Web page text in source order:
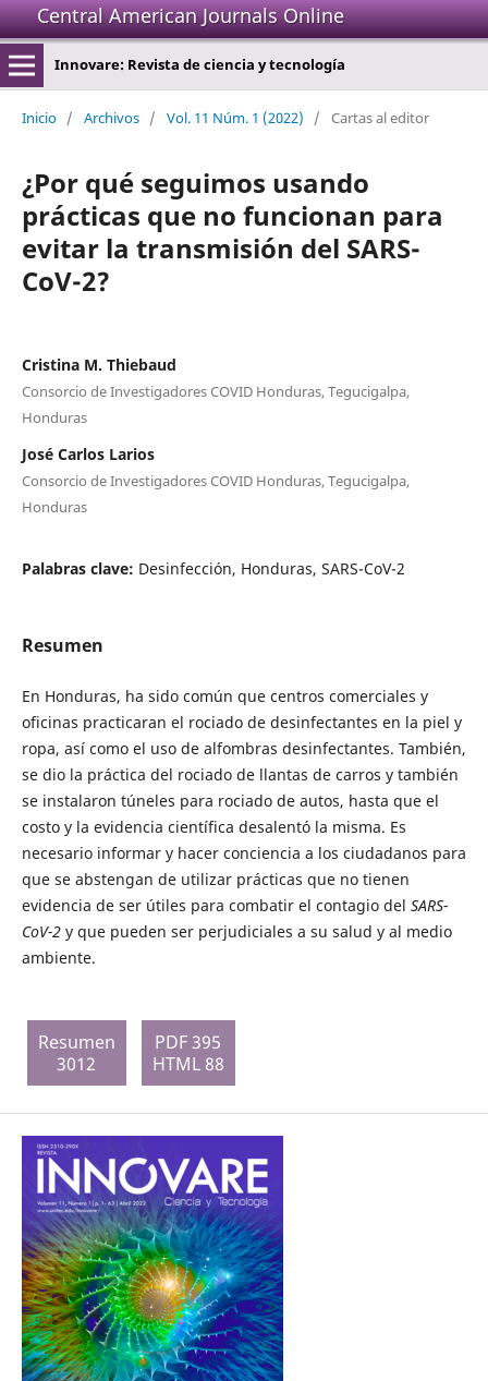
Central American Journals Online
Innovare: Revista de ciencia y tecnología
Inicio / Archivos / Vol. 11 Núm. 1 (2022) / Cartas al editor
¿Por qué seguimos usando
prácticas que no funcionan para
evitar la transmisión del SARS-
CoV-2?
Cristina M. Thiebaud
Consorcio de Investigadores COVID Honduras, Tegucigalpa,
Honduras
José Carlos Larios
Consorcio de Investigadores COVID Honduras, Tegucigalpa,
Honduras
Palabras clave: Desinfección, Honduras, SARS-CoV-2
Resumen
En Honduras, ha sido común que centros comerciales y
oficinas practicaran el rociado de desinfectantes en la piel y
ropa, así como el uso de alfombras desinfectantes. También,
se dio la práctica del rociado de llantas de carros y también
se instalaron túneles para rociado de autos, hasta que el
costo y la evidencia científica desalentó la misma. Es
necesario informar y hacer conciencia a los ciudadanos para
que se abstengan de utilizar prácticas que no tienen
evidencia de ser útiles para combatir el contagio del SARS-
CoV-2y que pueden ser perjudiciales a su salud y al medio
ambiente.
Resumen
3012
PDF 395
HTML 88